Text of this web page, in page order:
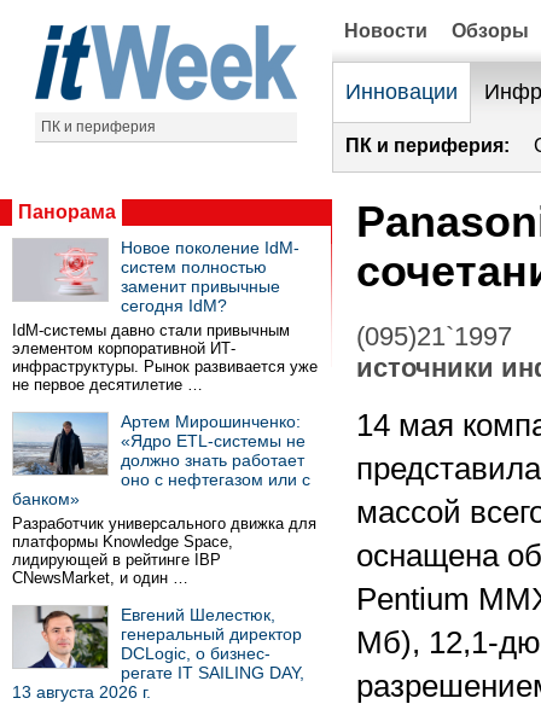
ПК и периферия
Новости Обзоры
Инновации
ПК и периферия:
Панорама
Новое поколение IdM-
систем полностью
заменит привычные
сегодня IdM?
IdM-системы давно стали привычным
элементом корпоративной ИТ-
инфраструктуры. Рынок развивается уже
не первое десятилетие …
Артем Мирошинченко:
«Ядро ETL-системы не
должно знать работает
оно с нефтегазом или с
банком»
Разработчик универсального движка для
платформы Knowledge Space,
лидирующей в рейтинге IBP
CNewsMarket, и один …
Евгений Шелестюк,
генеральный директор
DCLogic, о бизнес-
регате IT SAILING DAY,
13 августа 2026 г.
(095)21`1997
источники
14 мая
массой
оснащена
Pentium
Мб), 12,1-